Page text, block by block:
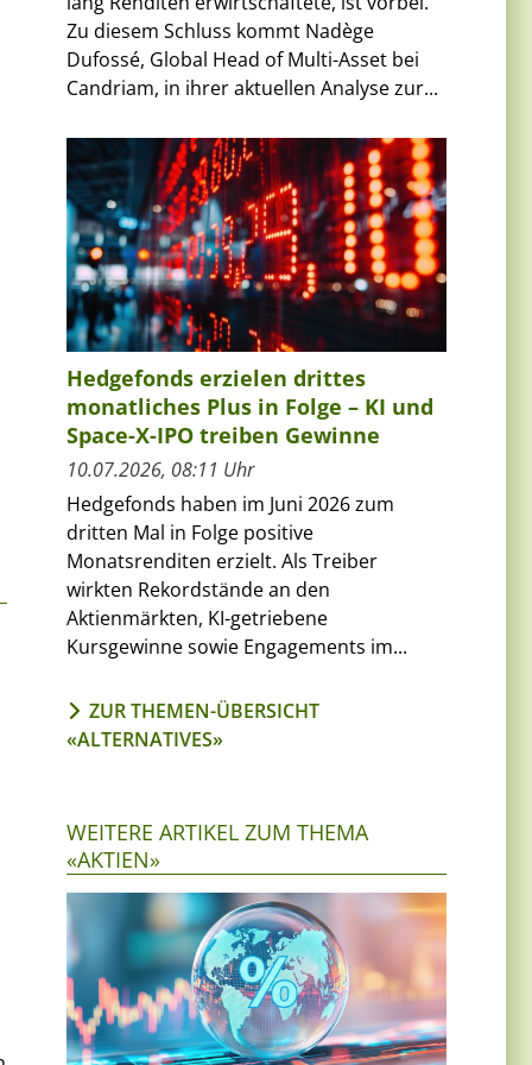
Zu diesem Schluss kommt Nadège
Dufossé, Global Head of Multi-Asset bei
Candriam, in ihrer aktuellen Analyse zur...
Hedgefonds erzielen drittes
monatliches Plus in Folge – KI und
Space-X-IPO treiben Gewinne
10.07.2026, 08:11 Uhr
Hedgefonds haben im Juni 2026 zum
dritten Mal in Folge positive
Monatsrenditen erzielt. Als Treiber
wirkten Rekordstände an den
Aktienmärkten, KI-getriebene
Kursgewinne sowie Engagements im...
ZUR THEMEN-ÜBERSICHT
«ALTERNATIVES»
WEITERE ARTIKEL ZUM THEMA
«AKTIEN»